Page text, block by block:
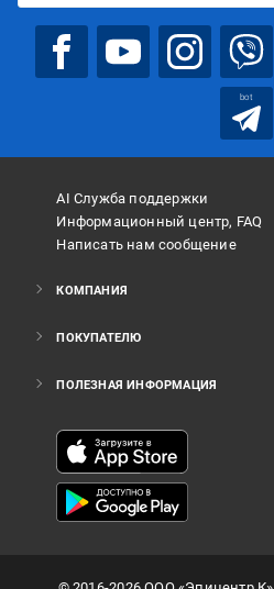
bot
AI Служба поддержки
Информационный центр, FAQ
Написать нам сообщение
КОМПАНИЯ
ПОКУПАТЕЛЮ
ПОЛЕЗНАЯ ИНФОРМАЦИЯ